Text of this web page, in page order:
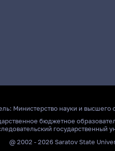
Министерство науки и высшего
бюджетное
государственный
@ 2002 - 2026 Saratov State